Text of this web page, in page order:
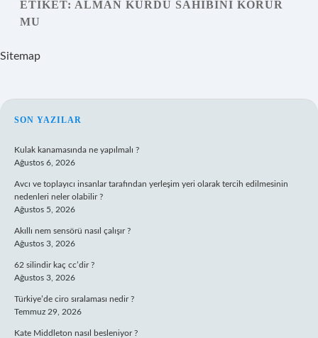
Yasal Uyarı
ETIKET: ALMAN KURDU SAHIBINI KORUR
MU
Sitemap
SIDEBAR
SON YAZILAR
Kulak kanamasında ne yapılmalı ?
Ağustos 6, 2026
Avcı ve toplayıcı insanlar tarafından yerleşim yeri olarak tercih edilmesinin
nedenleri neler olabilir ?
Ağustos 5, 2026
Akıllı nem sensörü nasıl çalışır ?
Ağustos 3, 2026
62 silindir kaç cc’dir ?
Ağustos 3, 2026
Türkiye’de ciro sıralaması nedir ?
Temmuz 29, 2026
Kate Middleton nasıl besleniyor ?